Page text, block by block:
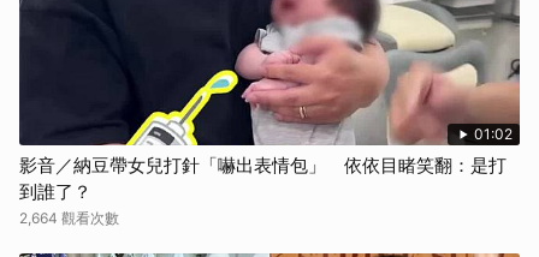
01:02
影音／納豆帶女兒打針「嚇出表情包」 依依目睹笑翻：是打
到誰了？
2,664 觀看次數